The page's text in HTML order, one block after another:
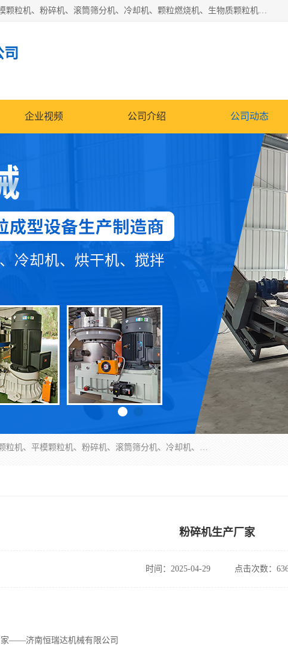
济南恒瑞达机械有限公司主营：颗粒机、环模颗粒机、平模颗粒机、粉碎机、滚筒筛分机、冷却机、颗粒燃烧机、生物质颗粒机、木屑颗粒机、秸秆颗粒机、饲料颗粒机、燃料颗粒机、木材粉碎机、秸秆粉碎机、饲料粉碎机、颗粒冷却机、锯末滚筒筛、锤片粉碎机、滚筒筛、搅拌机等产品。
企业视频 公司介绍 公司动态
济南恒瑞达机械有限公司主营：颗粒机、环模颗粒机、平模颗粒机、粉碎机、滚筒筛分机、冷却机、颗粒燃烧机、生物质颗粒机、木屑颗粒机、秸秆颗粒机、饲料颗粒机、燃料颗粒机、木材粉碎机、秸秆粉碎机、饲料粉碎机、颗粒冷却机、锯末滚筒筛、锤片粉碎机、滚筒筛、搅拌机等产品。
粉碎机生产厂家
时间：2025-04-29 点击次数：
——济南恒瑞达机械有限公司